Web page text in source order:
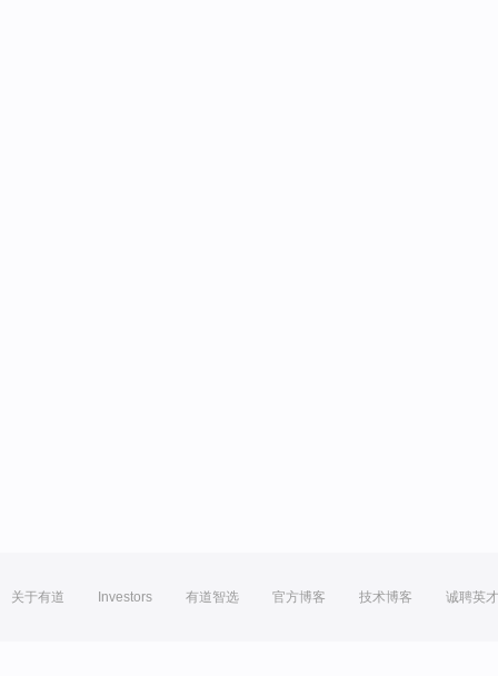
关于有道 Investors 有道智选 官方博客 技术博客 诚聘英才